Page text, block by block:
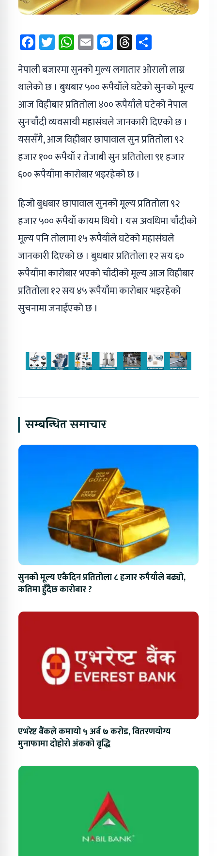
Facebook
Twitter
WhatsApp
EmailMessenger
Threads
नेपाली बजारमा सुनको मुल्य लगातार ओरालो लाग्न
थालेको छ । बुधबार ५०० रूपैयाँले घटेको सुनको मूल्य
आज विहीबार प्रतितोला ४०० रूपैयाँले घटेको नेपाल
सुनचाँदी व्यवसायी महासंघले जानकारी दिएको छ ।
यससँगै, आज विहीबार छापावाल सुन प्रतितोला ९२
हजार १०० रूपैयाँ र तेजाबी सुन प्रतितोला ९१ हजार
६०० रूपैयाँमा कारोबार भइरहेको छ ।
हिजो बुधबार छापावाल सुनको मूल्य प्रतितोला ९२
हजार ५०० रूपैयाँ कायम थियो । यस अवधिमा चाँदीको
मूल्य पनि तोलामा १५ रूपैयाँले घटेको महासंघले
जानकारी दिएको छ । बुधबार प्रतितोला १२ सय ६०
रूपैयाँमा कारोबार भएको चाँदीको मूल्य आज विहीबार
प्रतितोला १२ सय ४५ रूपैयाँमा कारोबार भइरहेको
सुचनामा जनाईएको छ ।
सम्बन्धित समाचार
सुनको मूल्य एकैदिन प्रतितोला ८ हजार रुपैयाँले बढ्यो,
कतिमा हुँदैछ कारोबार ?
एभरेष्ट बैंकले कमायो ५ अर्ब ७ करोड, वितरणयोग्य
मुनाफामा दोहोरो अंकको वृद्धि